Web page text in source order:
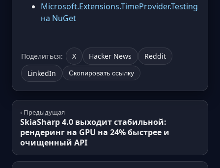
Microsoft.Extensions.TimeProvider.Testing
на NuGet
Поделиться: X Hacker News
Reddit
LinkedIn
Скопировать ссылку
‹ Предыдущая
SkiaSharp 4.0 выходит стабильной:
рендеринг на GPU на 24% быстрее и
очищенный API